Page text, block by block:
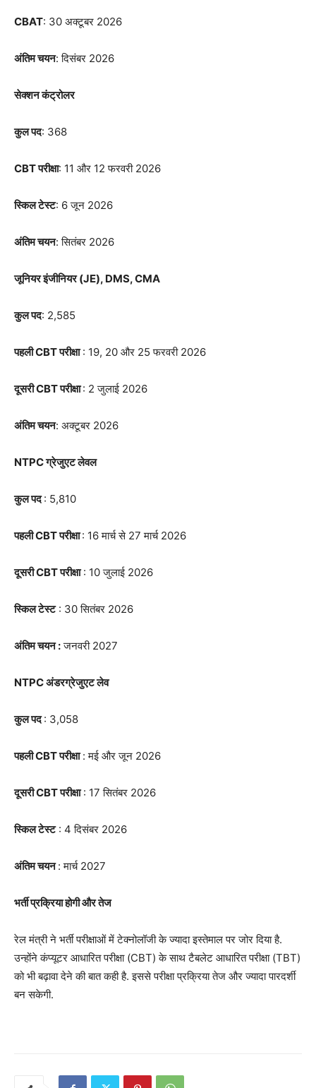
CBAT: 30 अक्टूबर 2026
अंतिम चयन: दिसंबर 2026
सेक्शन कंट्रोलर
कुल पद: 368
CBT परीक्षा: 11 और 12 फरवरी 2026
स्किल टेस्ट: 6 जून 2026
अंतिम चयन: सितंबर 2026
जूनियर इंजीनियर (JE), DMS, CMA
कुल पद: 2,585
पहली CBT परीक्षा: 19, 20 और 25 फरवरी 2026
दूसरी CBT परीक्षा: 2 जुलाई 2026
अंतिम चयन: अक्टूबर 2026
NTPC ग्रेजुएट लेवल
कुल पद: 5,810
पहली CBT परीक्षा: 16 मार्च से 27 मार्च 2026
दूसरी CBT परीक्षा: 10 जुलाई 2026
स्किल टेस्ट: 30 सितंबर 2026
अंतिम चयन :जनवरी 2027
NTPC अंडरग्रेजुएट लेव
कुल पद: 3,058
पहली CBT परीक्षा: मई और जून 2026
दूसरी CBT परीक्षा: 17 सितंबर 2026
स्किल टेस्ट: 4 दिसंबर 2026
अंतिम चयन: मार्च 2027
भर्ती प्रक्रिया होगी और तेज
रेल मंत्री ने भर्ती परीक्षाओं में टेक्नोलॉजी के ज्यादा इस्तेमाल पर जोर दिया है.
उन्होंने कंप्यूटर आधारित परीक्षा (CBT) के साथ टैबलेट आधारित परीक्षा (TBT)
को भी बढ़ावा देने की बात कही है. इससे परीक्षा प्रक्रिया तेज और ज्यादा पारदर्शी
बन सकेगी.